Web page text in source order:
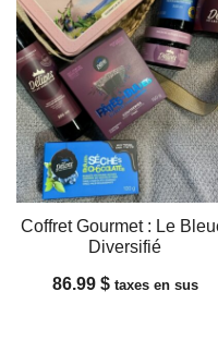
Coffret Gourmet : Le
Diversifié
86.99 $ taxes en sus